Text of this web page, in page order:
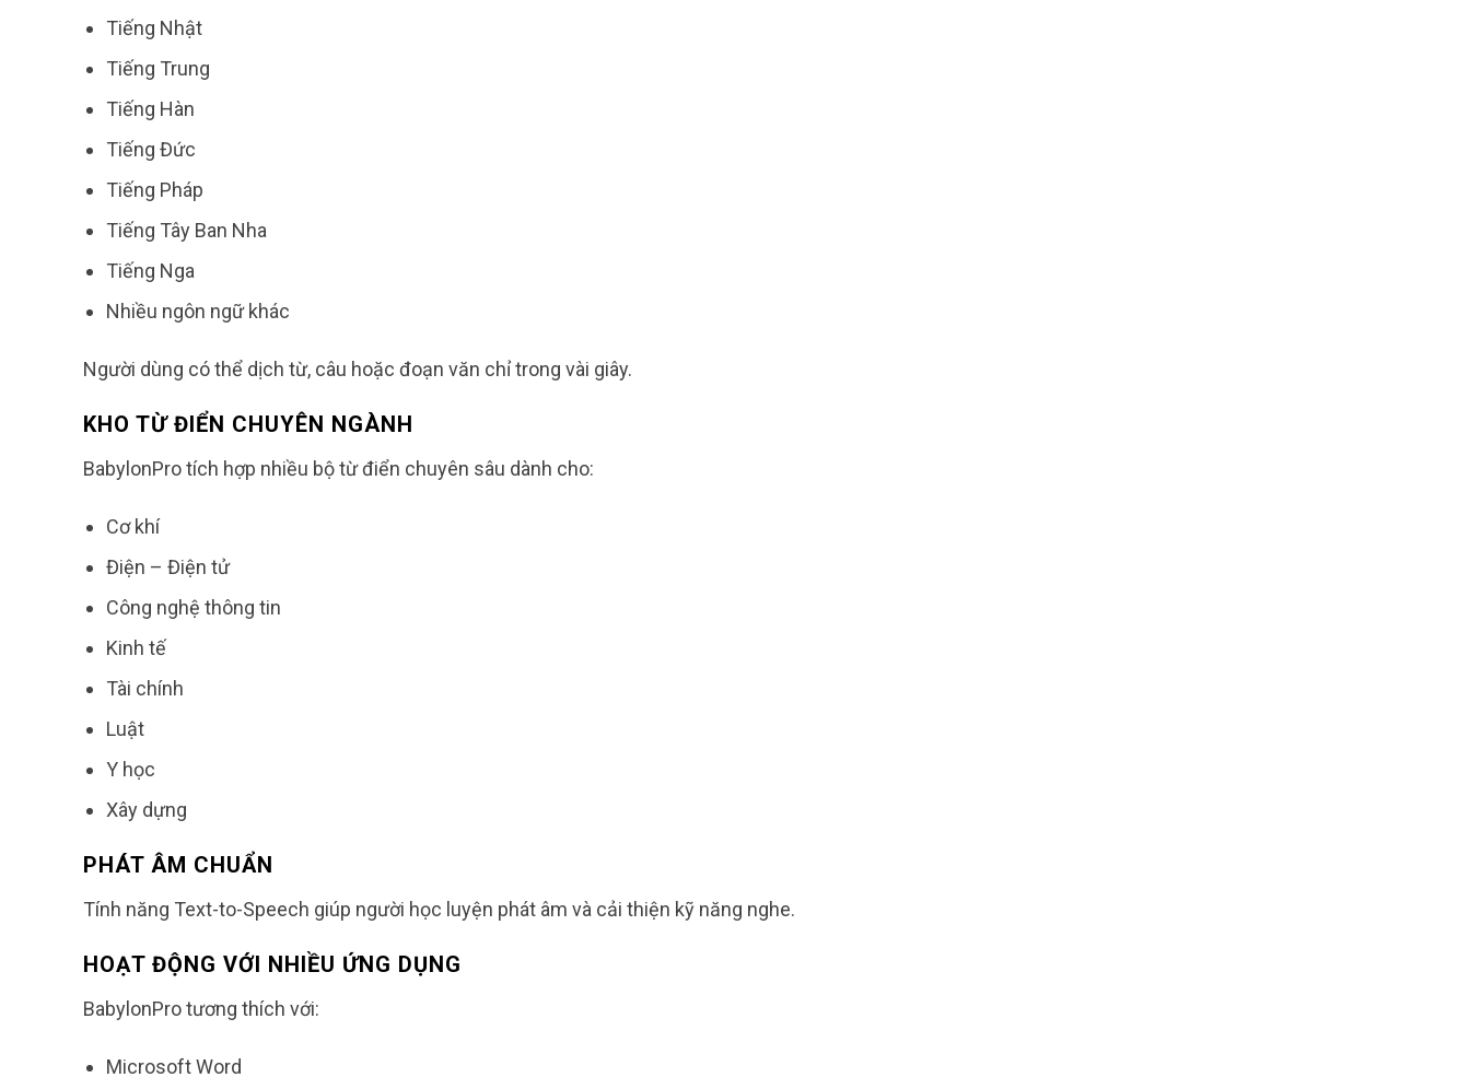
Tiếng Nhật
Tiếng Trung
Tiếng Hàn
Tiếng Đức
Tiếng Pháp
Tiếng Tây Ban Nha
Tiếng Nga
Nhiều ngôn ngữ khác
Người dùng có thể dịch từ, câu hoặc đoạn văn chỉ trong vài giây.
KHO TỪ ĐIỂN CHUYÊN NGÀNH
BabylonPro tích hợp nhiều bộ từ điển chuyên sâu dành cho:
Cơ khí
Điện – Điện tử
Công nghệ thông tin
Kinh tế
Tài chính
Luật
Y học
Xây dựng
PHÁT ÂM CHUẨN
Tính năng Text-to-Speech giúp người học luyện phát âm và cải thiện kỹ năng nghe.
HOẠT ĐỘNG VỚI NHIỀU ỨNG DỤNG
BabylonPro tương thích với:
Microsoft Word